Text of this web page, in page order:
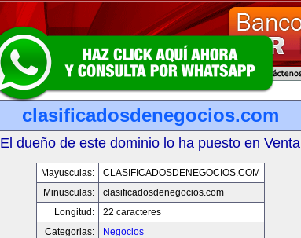
clasificadosdenegocios.com
El dueño de este dominio lo ha puesto en Venta
Mayusculas:
CLASIFICADOSDENEGOCIOS.COM
Minusculas:
clasificadosdenegocios.com
Longitud:
22 caracteres
Categorias:
Negocios